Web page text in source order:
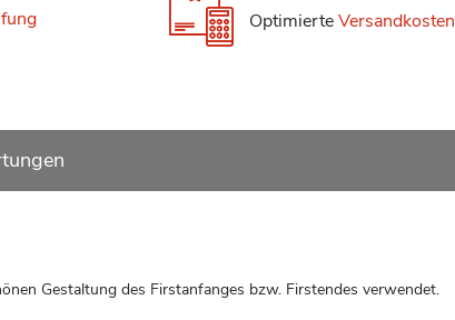
OptimierteVersandkosten
Gestaltung des Firstanfanges bzw. Firstendes verwendet.